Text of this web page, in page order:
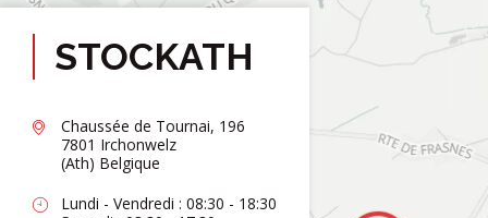
STOCKATH
Chaussée de Tournai, 196
7801 Irchonwelz
(Ath) Belgique
Lundi - Vendredi : 08:30 - 18:30